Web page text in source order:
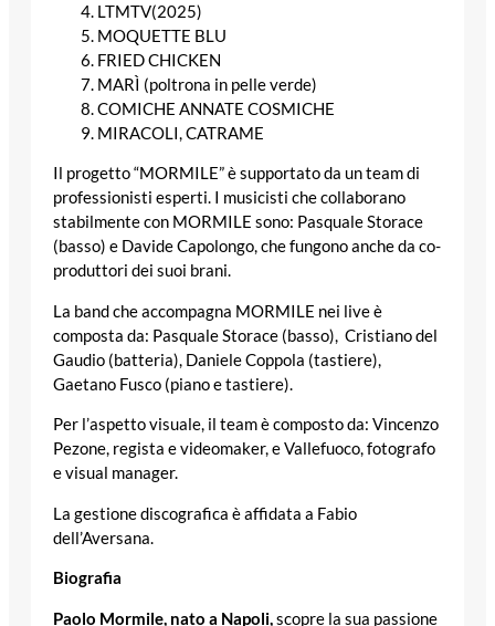
LTMTV(2025)
MOQUETTE BLU
FRIED CHICKEN
MARÌ (poltrona in pelle verde)
COMICHE ANNATE COSMICHE
MIRACOLI, CATRAME
Il progetto “MORMILE” è supportato da un team di
professionisti esperti. I musicisti che collaborano
stabilmente con MORMILE sono: Pasquale Storace
(basso) e Davide Capolongo, che fungono anche da co-
produttori dei suoi brani.
La band che accompagna MORMILE nei live è
composta da: Pasquale Storace (basso), Cristiano del
Gaudio (batteria), Daniele Coppola (tastiere),
Gaetano Fusco (piano e tastiere).
Per l’aspetto visuale, il team è composto da: Vincenzo
Pezone, regista e videomaker, e Vallefuoco, fotografo
e visual manager.
La gestione discografica è affidata a Fabio
dell’Aversana.
Biografia
Paolo Mormile, nato a Napoli,scopre la sua passione